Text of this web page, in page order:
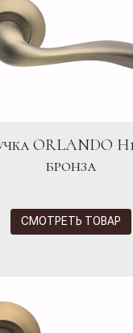
ORLANDO
бронза
СМОТРЕТЬ ТОВАР